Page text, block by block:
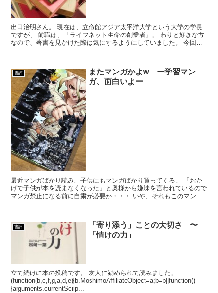
出口治明さん。 現在は、立命館アジア太平洋大学という大学の学長
ですが、 前職は、「ライフネット生命の創業者」。 わりと好きな方
なので、著書を見かけた際は気にするようにしていました。 今回の
書評
またマンガかよw ー学習マン
ガ、面白いよー
最近マンガばかり読み、子供にもマンガばかり買ってくる。 「おか
げで子供が本を読まなくなった」と奥様から嫌味を言われているので
マンガ禁止になる前に自粛が必要か・・・ いや、それもこのマンガ
書評
「寄り添う」ことの大切さ 〜
「情けの力」
立て続けに本の投稿です。 友人に勧められて読みました。
(function(b,c,f,g,a,d,e){b.MoshimoAffiliateObject=a;b=b||function()
{arguments.currentScrip...